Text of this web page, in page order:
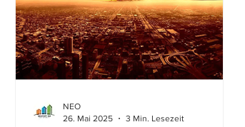
NEO
26. Mai 2025
3 Min. Lesezeit